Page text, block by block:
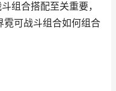
组合搭配至关重要，
霓可战斗组合如何组合